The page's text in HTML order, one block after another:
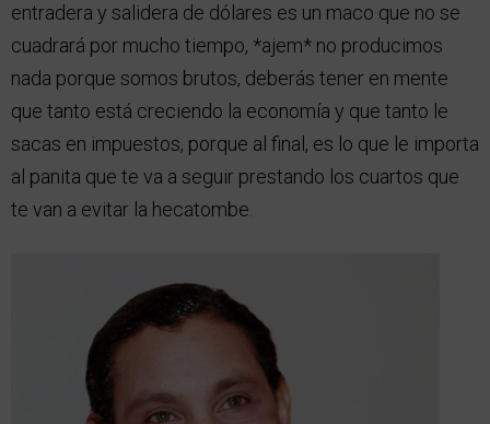
entradera y salidera de dólares es un maco que no se
cuadrará por mucho tiempo, *ajem* no producimos
nada porque somos brutos, deberás tener en mente
que tanto está creciendo la economía y que tanto le
sacas en impuestos, porque al final, es lo que le importa
al panita que te va a seguir prestando los cuartos que
te van a evitar la hecatombe.